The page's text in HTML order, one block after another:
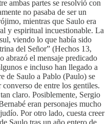
ambas partes se resolvió con
no pasaba de ser un
mientras que Saulo era
y espiritual incuestionable. La
viendo lo que había sido
del Señor” (Hechos 13,
abrazó el mensaje predicado
e incluso han llegado a
de Saulo a Pablo (Paulo) se
de entre los gentiles.
claro. Posiblemente, Sergio
eran personajes mucho
Por otro lado, cuesta creer